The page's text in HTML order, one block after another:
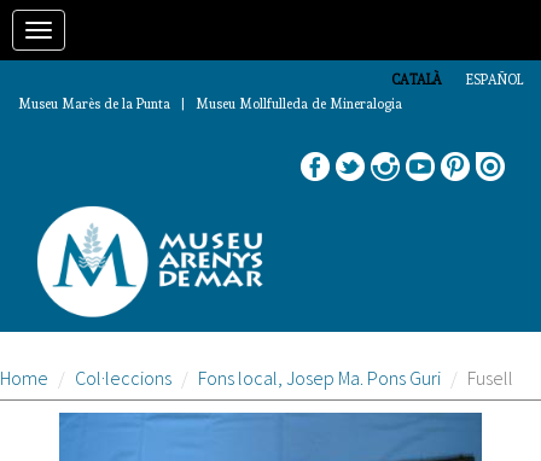
Vés
contingutToggle
ESPAÑOL
CATALÀ
Museu Marès de la Punta | Museu Mollfulleda de Mineralogia
Home Col·leccions Fons local, Josep Ma. Pons Guri Fusell